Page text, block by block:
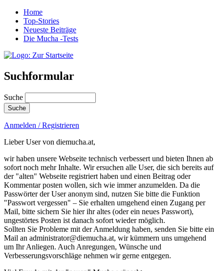
Home
Top-Stories
Neueste Beiträge
Die Mucha -Tests
Suchformular
Suche
Anmelden / Registrieren
Lieber User von diemucha.at,
wir haben unsere Webseite technisch verbessert und bieten Ihnen ab
sofort noch mehr Inhalte. Wir ersuchen alle User, die sich bereits auf
der "alten" Webseite registriert haben und einen Beitrag oder
Kommentar posten wollen, sich wie immer anzumelden. Da die
Passwörter der User anonym sind, nutzen Sie bitte die Funktion
"Passwort vergessen" – Sie erhalten umgehend einen Zugang per
Mail, bitte sichern Sie hier ihr altes (oder ein neues Passwort),
ungestörtes Posten ist danach sofort wieder möglich.
Sollten Sie Probleme mit der Anmeldung haben, senden Sie bitte ein
Mail an administrator@diemucha.at, wir kümmern uns umgehend
um Ihr Anliegen. Auch Anregungen, Wünsche und
Verbesserungsvorschläge nehmen wir gerne entgegen.